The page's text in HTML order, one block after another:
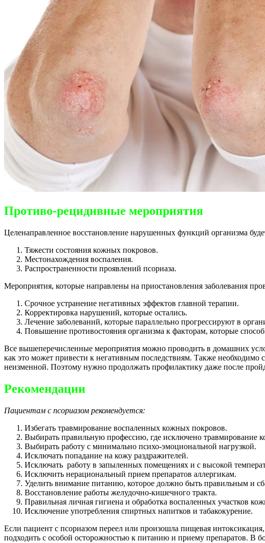
Противо-рецидивные мероприятия
Целенаправленное восстановление нарушенных функций организма
Тяжести состояния кожных покровов.
Местонахождения воспаления.
Распространенности проявлений псориаза.
Мероприятия, которые направлены на приостановления заболевания
Срочное устранение негативных эффектов главной терапии.
Корректировка нарушений, которые остались.
Лечение заболеваний, которые параллельно прогрессируют в
Повышение противостояния организма к факторам, которые
Все вышеперечисленные мероприятия можно проводить в домашних
как это может привести к негативным последствиям. Также необходимо
неизменной. Поэтому нужно продолжать профилактику даже после
Рекомендации
Пациентам с псориазом рекомендуется:
Избегать травмирование воспаленных кожных покровов.
Выбирать правильную профессию, где исключено травмирование
Выбирать работу с минимально психо-эмоциональной нагрузкой.
Исключать попадание на кожу раздражителей.
Исключать работу в запыленных помещениях и с высокой
Исключить нерациональный прием препаратов аллергикам.
Уделить внимание питанию, которое должно быть правильным и
Восстановление работы желудочно-кишечного тракта.
Правильная личная гигиена и обработка воспаленных участков
Исключение употребления спиртных напитков и табакокурение.
Если пациент с псориазом переел или произошла пищевая
подходить с особой осторожностью к питанию и приему препаратов. В